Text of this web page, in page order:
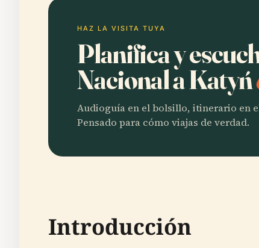
HAZ LA VISITA TUYA
Planifica y
Nacional a Katyń
Audioguía en el bolsillo, itinerario en
Pensado para cómo viajas de verdad.
Introducción